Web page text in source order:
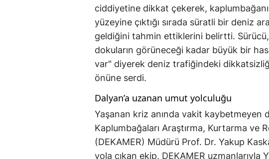
ciddiyetine dikkat çekerek,
yüzeyine çıktığı sırada süratli bir deniz
geldiğini tahmin ettiklerini belirtti.
dokuların görüneceği kadar büyük bir
var" diyerek deniz trafiğindeki
önüne serdi.
Dalyan’a uzanan umut yolculuğu
Yaşanan kriz anında vakit kaybetmeyen
Kaplumbağaları Araştırma, Kurtarma ve
(DEKAMER) Müdürü Prof. Dr. Yakup
yola çıkan ekip, DEKAMER uzmanlarıyla